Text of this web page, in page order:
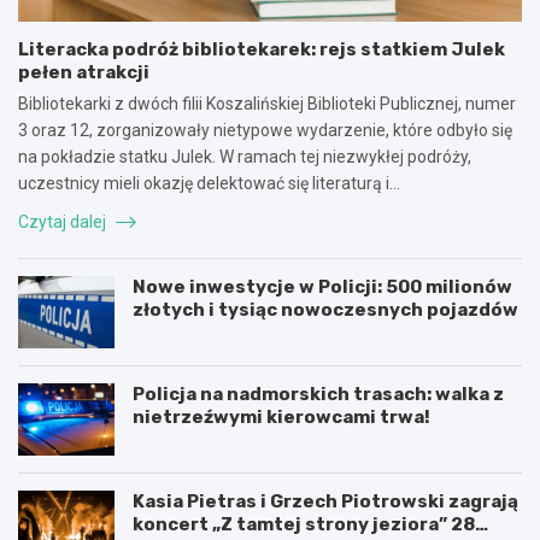
Literacka podróż bibliotekarek: rejs statkiem Julek
pełen atrakcji
Bibliotekarki z dwóch filii Koszalińskiej Biblioteki Publicznej, numer
3 oraz 12, zorganizowały nietypowe wydarzenie, które odbyło się
na pokładzie statku Julek. W ramach tej niezwykłej podróży,
uczestnicy mieli okazję delektować się literaturą i…
Czytaj dalej
Nowe inwestycje w Policji: 500 milionów
złotych i tysiąc nowoczesnych pojazdów
Policja na nadmorskich trasach: walka z
nietrzeźwymi kierowcami trwa!
Kasia Pietras i Grzech Piotrowski zagrają
koncert „Z tamtej strony jeziora” 28